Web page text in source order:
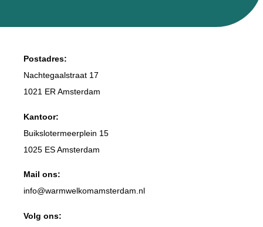
Postadres:
Nachtegaalstraat 17
1021 ER Amsterdam
Kantoor:
Buikslotermeerplein 15
1025 ES Amsterdam
Mail ons:
info@warmwelkomamsterdam.nl
Volg ons: